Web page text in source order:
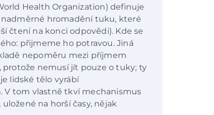
Health Organization) definuje
hromadění tuku, které
čtení na konci odpovědi). Kde se
přijmeme ho potravou. Jiná
nepoměru mezi příjmem
protože nemusí jít pouze o tuky; ty
lidské tělo vyrábí
V tom vlastně tkví mechanismus
na horší časy, nějak